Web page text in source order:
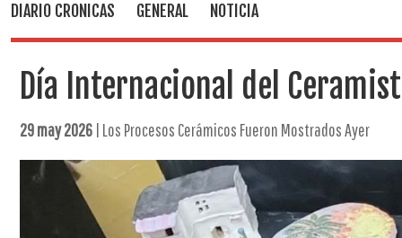
DIARIO CRONICAS GENERAL NOTICIA
Día Internacional del
29 may 2026 | Los Procesos Cerámicos Fueron Mostrados Ayer